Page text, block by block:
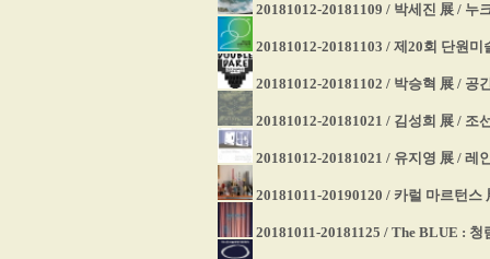
20181012-20181109 / 박세진 展 / 누
20181012-20181103 / 제20회 단원
20181012-20181102 / 박승혁 展 / 공
20181012-20181021 / 김성희 展 / 조
20181012-20181021 / 유지영 展 / 레
20181011-20190120 / 카럴 마르턴스
20181011-20181125 / The BLUE :